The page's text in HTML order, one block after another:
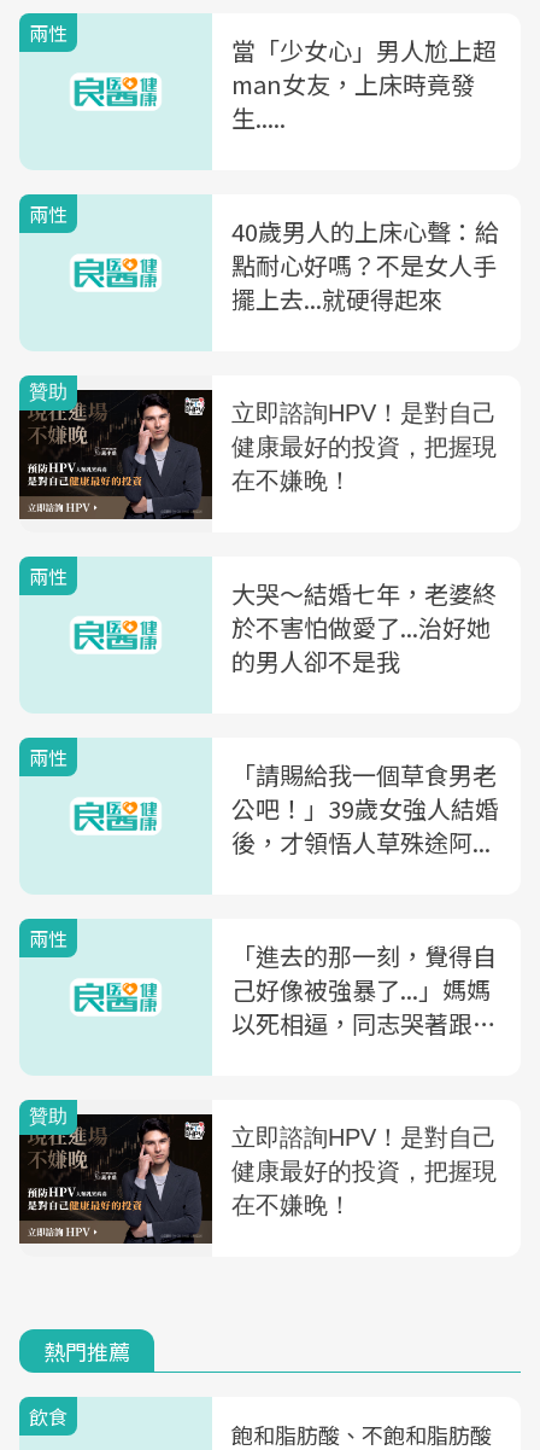
兩性
當「少女心」男人尬上超
man女友，上床時竟發
生.....
兩性
40歲男人的上床心聲：給
點耐心好嗎？不是女人手
擺上去...就硬得起來
兩性
大哭～結婚七年，老婆終
於不害怕做愛了...治好她
的男人卻不是我
兩性
「請賜給我一個草食男老
公吧！」39歲女強人結婚
後，才領悟人草殊途阿...
兩性
「進去的那一刻，覺得自
己好像被強暴了...」媽媽
以死相逼，同志哭著跟女
熱門推薦
飲食
飽和脂肪酸、不飽和脂肪酸